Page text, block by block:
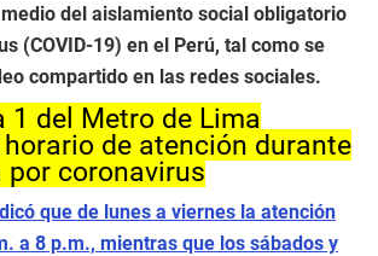
del aislamiento social obligatorio
(COVID-19) en el Perú, tal como se
compartido en las redes sociales.
1 del Metro de Lima
de atención durante
por coronavirus
que de lunes a viernes la atención
a 8 p.m., mientras que los sábados y